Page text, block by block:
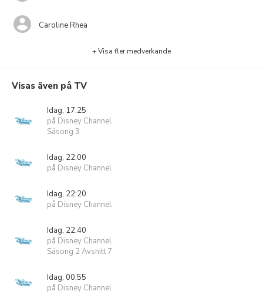
Caroline Rhea
+ Visa fler medverkande
Visas även på TV
Idag, 17:25
på Disney Channel
Säsong 3
Idag, 22:00
på Disney Channel
Idag, 22:20
på Disney Channel
Idag, 22:40
på Disney Channel
Säsong 2 Avsnitt 7
Idag, 00:55
på Disney Channel